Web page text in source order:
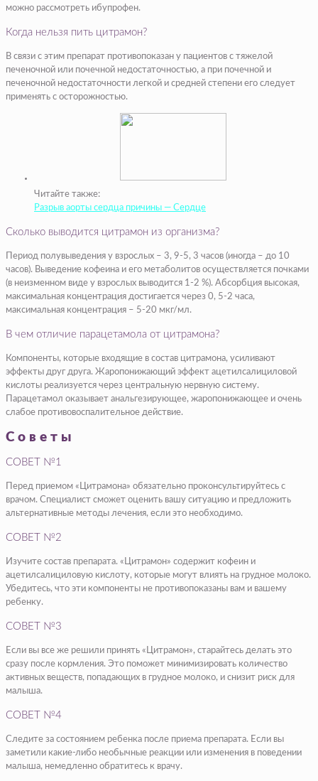
можно рассмотреть ибупрофен.
Когда нельзя пить цитрамон?
В связи с этим препарат противопоказан у пациентов с тяжелой
печеночной или почечной недостаточностью, а при почечной и
печеночной недостаточности легкой и средней степени его следует
применять с осторожностью.
Читайте также:
Разрыв аорты сердца причины — Сердце
Сколько выводится цитрамон из организма?
Период полувыведения у взрослых – 3, 9-5, 3 часов (иногда – до 10
часов). Выведение кофеина и его метаболитов осуществляется почками
(в неизменном виде у взрослых выводится 1-2 %). Абсорбция высокая,
максимальная концентрация достигается через 0, 5-2 часа,
максимальная концентрация – 5-20 мкг/мл.
В чем отличие парацетамола от цитрамона?
Компоненты, которые входящие в состав цитрамона, усиливают
эффекты друг друга. Жаропонижающий эффект ацетилсалициловой
кислоты реализуется через центральную нервную систему.
Парацетамол оказывает анальгезирующее, жаропонижающее и очень
слабое противовоспалительное действие.
Советы
СОВЕТ №1
Перед приемом «Цитрамона» обязательно проконсультируйтесь с
врачом. Специалист сможет оценить вашу ситуацию и предложить
альтернативные методы лечения, если это необходимо.
СОВЕТ №2
Изучите состав препарата. «Цитрамон» содержит кофеин и
ацетилсалициловую кислоту, которые могут влиять на грудное молоко.
Убедитесь, что эти компоненты не противопоказаны вам и вашему
ребенку.
СОВЕТ №3
Если вы все же решили принять «Цитрамон», старайтесь делать это
сразу после кормления. Это поможет минимизировать количество
активных веществ, попадающих в грудное молоко, и снизит риск для
малыша.
СОВЕТ №4
Следите за состоянием ребенка после приема препарата. Если вы
заметили какие-либо необычные реакции или изменения в поведении
малыша, немедленно обратитесь к врачу.